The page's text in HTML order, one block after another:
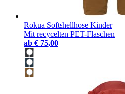
Rokua Softshellhose Kinder
Mit recycelten PET-Flaschen
ab € 75,00